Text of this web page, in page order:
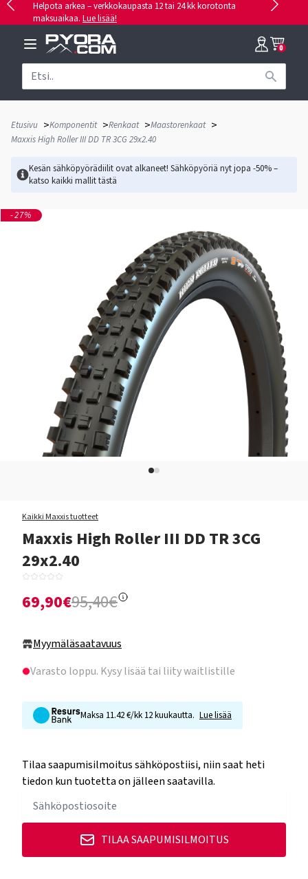
Helpota arkea – verkkokaupasta 12 tai 24 kk korotonta
maksuaikaa. Lue lisää!
0
Etusivu >Komponentit >Renkaat >Maastorenkaat >
Maxxis High Roller III DD TR 3CG 29x2.40
Kesän sähköpyörädiilit ovat alkaneet! Sähköpyöriä nyt jopa -50% –
katso kaikki mallittästä
-27%
Kaikki Maxxis tuotteet
Maxxis High Roller III DD TR 3CG
29x2.40
69,90€95,40€
Myymäläsaatavuus
Varasto loppu. Kysy lisää tai liity waitlistille
Maksa 11.42 €/kk 12 kuukautta. Lue lisää
Tilaa saapumisilmoitus sähköpostiisi, niin saat heti
tiedon kun tuotetta on jälleen saatavilla.
TILAA SAAPUMISILMOITUS